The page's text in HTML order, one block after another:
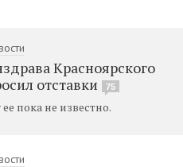
Красноярского
отставки
75
пока не известно.